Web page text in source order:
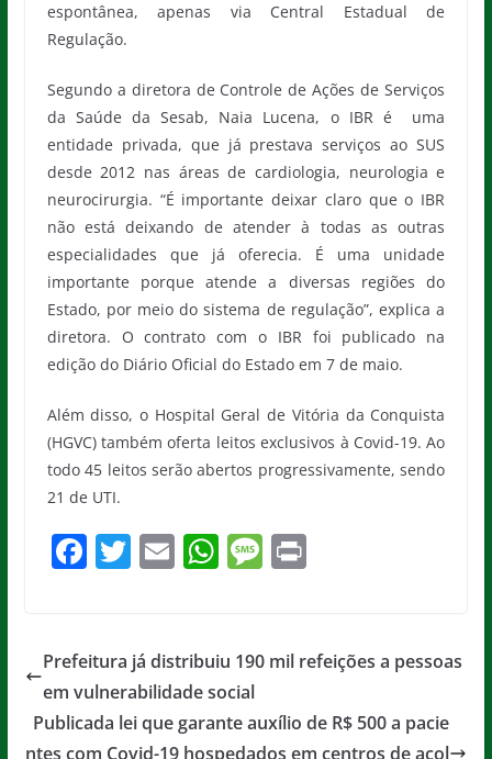
espontânea, apenas via Central Estadual de
Regulação.
Segundo a diretora de Controle de Ações de Serviços
da Saúde da Sesab, Naia Lucena, o IBR é uma
entidade privada, que já prestava serviços ao SUS
desde 2012 nas áreas de cardiologia, neurologia e
neurocirurgia. “É importante deixar claro que o IBR
não está deixando de atender à todas as outras
especialidades que já oferecia. É uma unidade
importante porque atende a diversas regiões do
Estado, por meio do sistema de regulação”, explica a
diretora. O contrato com o IBR foi publicado na
edição do Diário Oficial do Estado em 7 de maio.
Além disso, o Hospital Geral de Vitória da Conquista
(HGVC) também oferta leitos exclusivos à Covid-19. Ao
todo 45 leitos serão abertos progressivamente, sendo
21 de UTI.
F
e
b
o
T
er
E
l
W
s
A
p
M
a
e
Pr
Prefeitura já distribuiu 190 mil refeições a pessoas
em vulnerabilidade social
Publicada lei que garante auxílio de R$ 500 a pacie
ntes com Covid-19 hospedados em centros de acol